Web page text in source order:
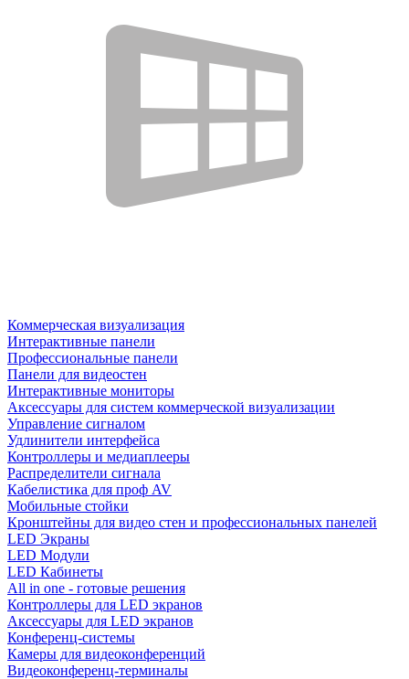
Коммерческая визуализация
Интерактивные панели
Профессиональные панели
Панели для видеостен
Интерактивные мониторы
Аксессуары для систем коммерческой визуализации
Управление сигналом
Удлинители интерфейса
Контроллеры и медиаплееры
Распределители сигнала
Кабелистика для проф AV
Мобильные стойки
Кронштейны для видео стен и профессиональных панелей
LED Экраны
LED Модули
LED Кабинеты
All in one - готовые решения
Контроллеры для LED экранов
Аксессуары для LED экранов
Конференц-системы
Камеры для видеоконференций
Видеоконференц-терминалы